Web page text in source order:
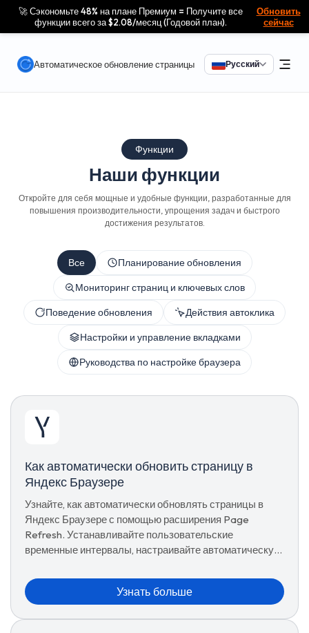
🚀 Сэкономьте 48% на плане Премиум = Получите все
функции всего за $2.08/месяц (Годовой план).
Обновить
сейчас
Автоматическое обновление страницы Русский
Функции
Наши функции
Откройте для себя мощные и удобные функции, разработанные для
повышения производительности, упрощения задач и быстрого
достижения результатов.
Все
Планирование обновления
Мониторинг страниц и ключевых слов
Поведение обновления
Действия автоклика
Настройки и управление вкладками
Руководства по настройке браузера
Как автоматически обновить страницу в
Яндекс Браузере
Узнайте, как автоматически обновлять страницы в
Яндекс Браузере с помощью расширения Page
Refresh. Устанавливайте пользовательские
временные интервалы, настраивайте автоматическую
предустановки и управляйте расширенными
параметрами обновления для комфортного просмотра.
Узнать больше